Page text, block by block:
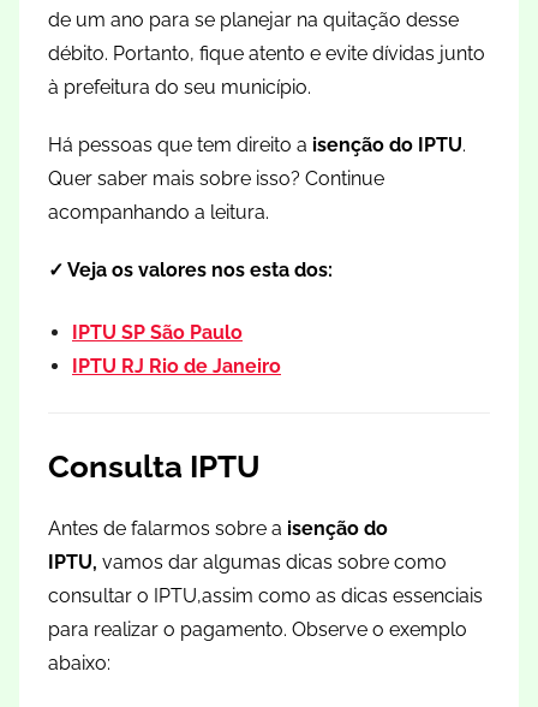
de um ano para se planejar na quitação desse
débito. Portanto, fique atento e evite dívidas junto
à prefeitura do seu município.
Há pessoas que tem direito a isenção do IPTU.
Quer saber mais sobre isso? Continue
acompanhando a leitura.
✓ Veja os valores nos esta dos:
IPTU SP São Paulo
IPTU RJ Rio de Janeiro
Consulta IPTU
Antes de falarmos sobre a isenção do
IPTU, vamos dar algumas dicas sobre como
consultar o IPTU,assim como as dicas essenciais
para realizar o pagamento. Observe o exemplo
abaixo: